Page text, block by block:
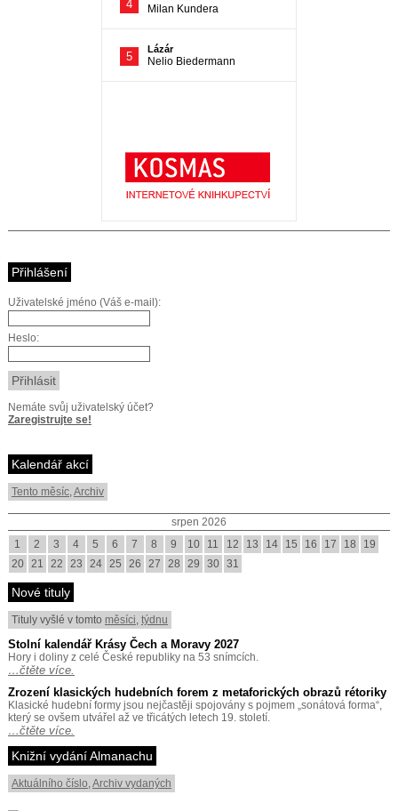
Přihlášení
Uživatelské jméno (Váš e-mail):
Heslo:
Nemáte svůj uživatelský účet?
Zaregistrujte se!
Kalendář akcí
Tento měsíc,Archiv
srpen 2026
1
2 3 4 5 6 7 8 9 10 11 12 13 14 15 16 17 18
19
20 21 22 23 24 25 26 27 28 29 30 31
Nové tituly
Tituly vyšlé v tomto měsíci, týdnu
Stolní kalendář Krásy Čech a Moravy 2027
Hory i doliny z celé České republiky na 53 snímcích.
…čtěte více.
Zrození klasických hudebních forem z metaforických obrazů rétoriky
Klasické hudební formy jsou nejčastěji spojovány s pojmem „sonátová forma“,
který se ovšem utvářel až ve třicátých letech 19. století.
…čtěte více.
Knižní vydání Almanachu
Aktuálního číslo,Archiv vydaných